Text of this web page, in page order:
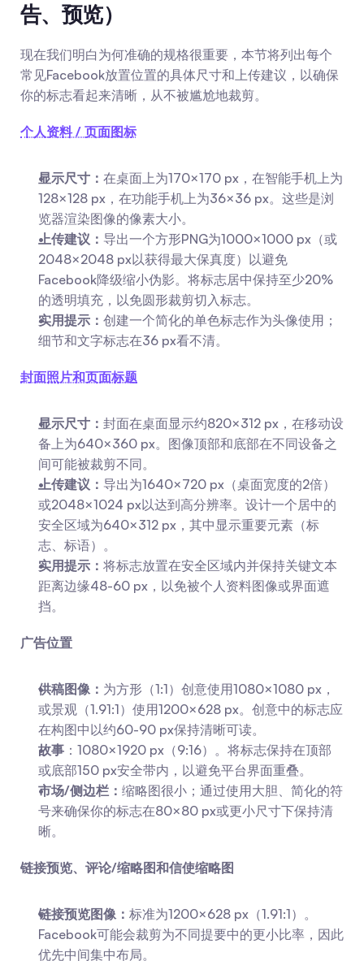
告、预览）
现在我们明白为何准确的规格很重要，本节将列出每个
常见Facebook放置位置的具体尺寸和上传建议，以确保
你的标志看起来清晰，从不被尴尬地裁剪。
个人资料 / 页面图标
显示尺寸： 在桌面上为170×170 px，在智能手机上为
128×128 px，在功能手机上为36×36 px。这些是浏
览器渲染图像的像素大小。
上传建议： 导出一个方形PNG为1000×1000 px（或
2048×2048 px以获得最大保真度）以避免
Facebook降级缩小伪影。将标志居中保持至少20%
的透明填充，以免圆形裁剪切入标志。
实用提示： 创建一个简化的单色标志作为头像使用；
细节和文字标志在36 px看不清。
封面照片和页面标题
显示尺寸： 封面在桌面显示约820×312 px，在移动设
备上为640×360 px。图像顶部和底部在不同设备之
间可能被裁剪不同。
上传建议： 导出为1640×720 px（桌面宽度的2倍）
或2048×1024 px以达到高分辨率。设计一个居中的
安全区域为640×312 px，其中显示重要元素（标
志、标语）。
实用提示： 将标志放置在安全区域内并保持关键文本
距离边缘48-60 px，以免被个人资料图像或界面遮
挡。
广告位置
供稿图像： 为方形（1:1）创意使用1080×1080 px，
或景观（1.91:1）使用1200×628 px。创意中的标志应
在构图中以约60-90 px保持清晰可读。
故事 ：1080×1920 px（9:16）。将标志保持在顶部
或底部150 px安全带内，以避免平台界面重叠。
市场/侧边栏： 缩略图很小；通过使用大胆、简化的符
号来确保你的标志在80×80 px或更小尺寸下保持清
晰。
链接预览、评论/缩略图和信使缩略图
链接预览图像： 标准为1200×628 px（1.91:1）。
Facebook可能会裁剪为不同提要中的更小比率，因此
优先中间集中布局。